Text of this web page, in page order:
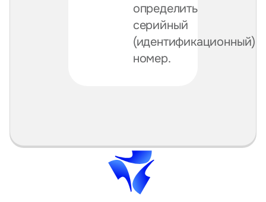
определить
серийный
(идентификационный)
номер.